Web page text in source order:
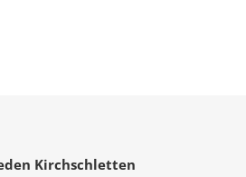
Kirchschletten